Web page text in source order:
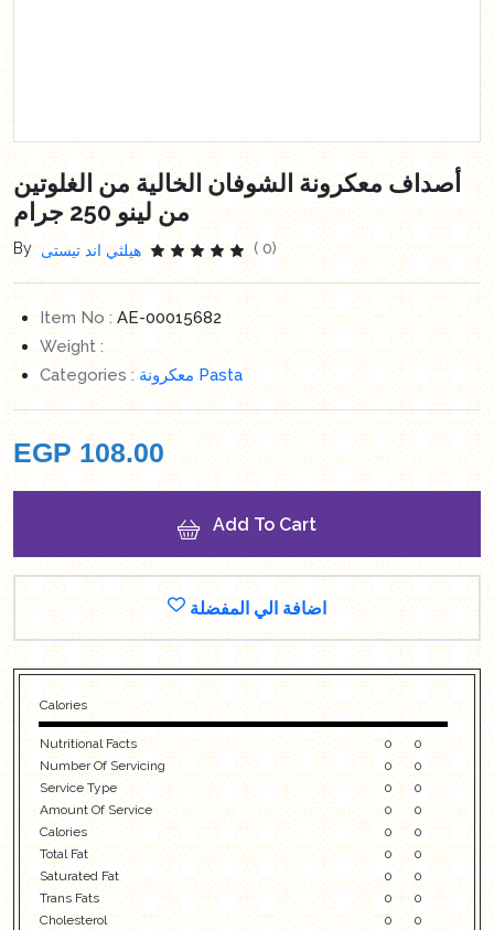
أصداف معكرونة الشوفان الخالية من الغلوتين
من لينو 250 جرام
By هيلثي اند تيستى ( 0)
Item No :AE-00015682
Weight :
Categories :
معكرونة Pasta
EGP 108.00
Add To Cart
اضافة الي المفضلة
Calories
Nutritional Facts 0
0
Number Of Servicing
0
0
Service Type
0
0
Amount Of Service
0
0
Calories
0
0
Total Fat
0
0
Saturated Fat
0
0
Trans Fats
0
0
Cholesterol
0
0